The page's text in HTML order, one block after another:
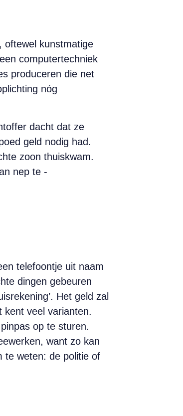
oftewel kunstmatige
computer­techniek
produceren die net
nóg
dacht dat ze
geld nodig had.
zoon thuiskwam.
nep te
telefoontje uit naam
­dingen ­gebeuren
Het geld zal
kent veel ­varianten.
op te sturen.
want zo kan
te weten: de politie of